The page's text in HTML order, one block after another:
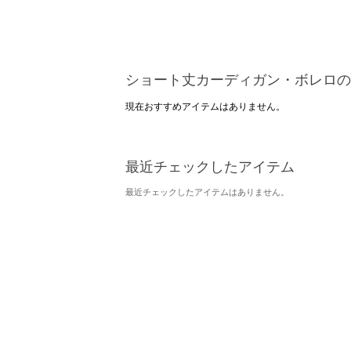
ショート丈カーディガン・ボレロ
現在おすすめアイテムはありません。
最近チェックしたアイテム
最近チェックしたアイテムはありません。